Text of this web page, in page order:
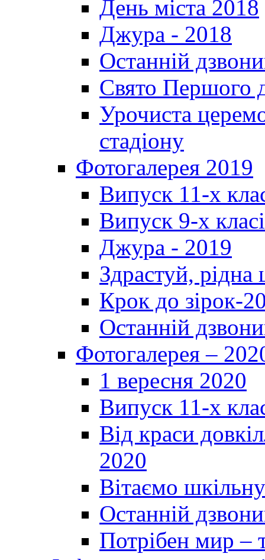
День міста 2018
Джура - 2018
Останній
Свято Першого
Урочиста
стадіону
Фотогалерея 2019
Випуск 11-х
Випуск 9-х
Джура - 2019
Здрастуй,
Крок до зірок-
Останній
Фотогалерея –
1 вересня 2020
Випуск 11-х
Від краси
2020
Вітаємо
Останній
Потрібен мир –